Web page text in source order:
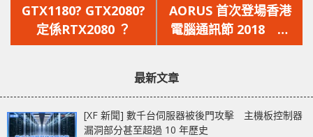
一
篇
文
GTX1180? GTX2080?
定係RTX2080 ？
一
篇
文
AORUS 首次登場香港
電腦通訊節 2018 帶
來極致電競遊戲體驗
最新文章
[XF 新聞] 數千台伺服器被後門攻擊 主機板控制器
漏洞部分甚至超過 10 年歷史